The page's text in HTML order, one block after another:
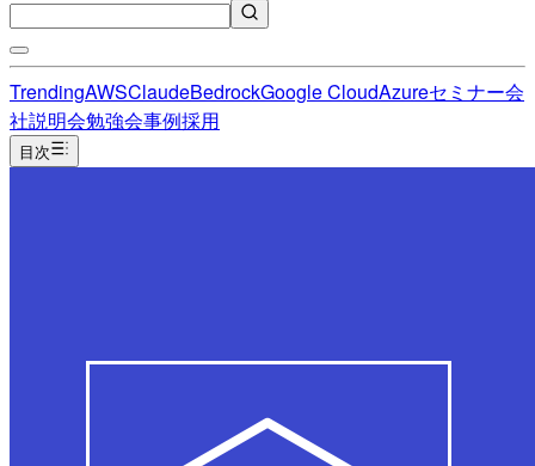
TrendingAWSClaudeBedrockGoogle CloudAzureセミナー会
社説明会勉強会事例採用
目次